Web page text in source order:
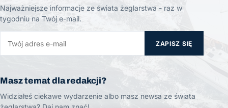
Najważniejsze informacje ze świata żeglarstwa - raz w
tygodniu na Twój e-mail.
ZAPISZ SIĘ
Masz temat dla redakcji?
Widziałeś ciekawe wydarzenie albo masz newsa ze świata